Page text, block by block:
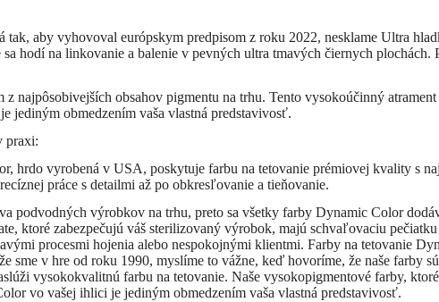
aby vyhovoval európskym predpisom z roku 2022, nesklame Ultra
hodí na linkovanie a balenie v pevných ultra tmavých čiernych
najpôsobivejších obsahov pigmentu na trhu. Tento vysokoúčinný
jediným obmedzením vaša vlastná predstavivosť.
praxi:
hrdo vyrobená v USA, poskytuje farbu na tetovanie prémiovej kvality s
práce s detailmi až po obkresľovanie a tieňovanie.
podvodných výrobkov na trhu, preto sa všetky farby Dynamic Color
ktoré zabezpečujú váš sterilizovaný výrobok, majú schvaľovaciu
procesmi hojenia alebo nespokojnými klientmi. Farby na tetovanie
sme v hre od roku 1990, myslíme to vážne, keď hovoríme, že naše farby
vysokokvalitnú farbu na tetovanie. Naše vysokopigmentové farby,
vo vašej ihlici je jediným obmedzením vaša vlastná predstavivosť.